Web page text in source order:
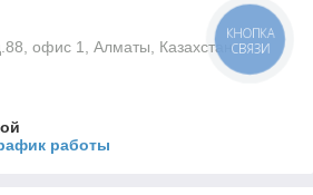
офис 1, Алматы, Казахстан
работы
КНОПКА
СВЯЗИ